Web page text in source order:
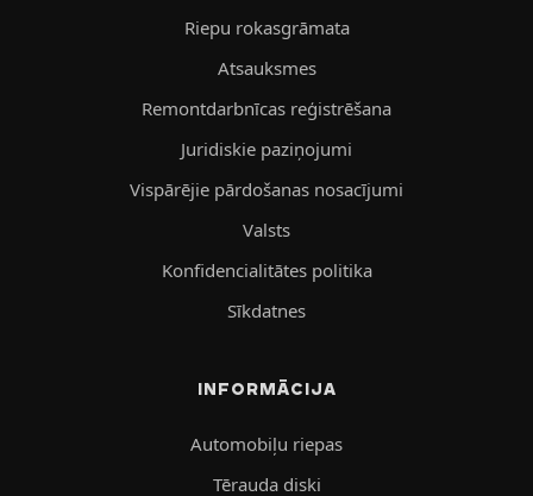
Riepu rokasgrāmata
Atsauksmes
Remontdarbnīcas reģistrēšana
Juridiskie paziņojumi
Vispārējie pārdošanas nosacījumi
Valsts
Konfidencialitātes politika
Sīkdatnes
INFORMĀCIJA
Automobiļu riepas
Tērauda diski